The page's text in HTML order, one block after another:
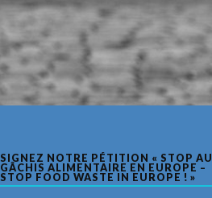
SIGNEZ NOTRE PÉTITION « STOP AU
GÂCHIS ALIMENTAIRE EN EUROPE –
STOP FOOD WASTE IN EUROPE ! »